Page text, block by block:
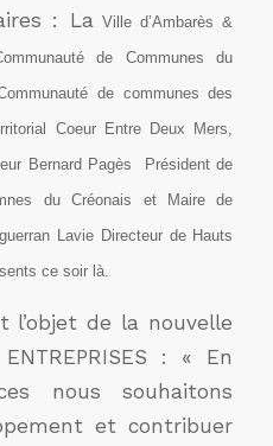
: La Ville d’Ambarès &
de Communes du
de communes des
Coeur Entre Deux Mers,
Bernard Pagès Président de
du Créonais et Maire de
Lavie Directeur de Hauts
ce soir là.
l’objet de la nouvelle
: « En
nous souhaitons
et contribuer